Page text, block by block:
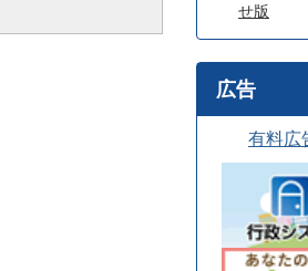
せ版
広告
有料広